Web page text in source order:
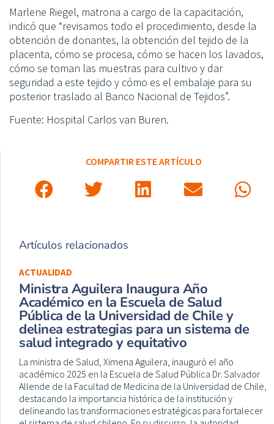
Marlene Riegel, matrona a cargo de la capacitación,
indicó que “revisamos todo el procedimiento, desde la
obtención de donantes, la obtención del tejido de la
placenta, cómo se procesa, cómo se hacen los lavados,
cómo se toman las muestras para cultivo y dar
seguridad a este tejido y cómo es el embalaje para su
posterior traslado al Banco Nacional de Tejidos”.
Fuente: Hospital Carlos van Buren.
COMPARTIR ESTE ARTÍCULO
Artículos relacionados
ACTUALIDAD
Ministra Aguilera Inaugura Año
Académico en la Escuela de Salud
Pública de la Universidad de Chile y
delinea estrategias para un sistema de
salud integrado y equitativo
La ministra de Salud, Ximena Aguilera, inauguró el año
académico 2025 en la Escuela de Salud Pública Dr. Salvador
Allende de la Facultad de Medicina de la Universidad de Chile,
destacando la importancia histórica de la institución y
delineando las transformaciones estratégicas para fortalecer